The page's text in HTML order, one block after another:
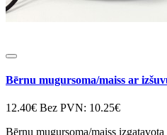
Bērnu mugursoma/maiss ar
12.40€ Bez PVN: 10.25€
Bērnu mugursoma/maiss